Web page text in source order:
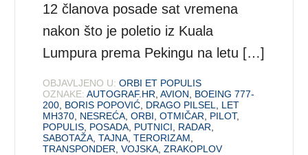
12 članova posade sat vremena
nakon što je poletio iz Kuala
Lumpura prema Pekingu na letu […]
OBJAVLJENO U: ORBI ET POPULIS
OZNAKE: AUTOGRAF.HR ,AVION
BOEING 777-
200 BORIS POPOVIĆ DRAGO PILSEL
LET
MH370 NESREĆA ,ORBI ,OTMIČAR PILOT,
POPULIS POSADA PUTNICI RADAR
SABOTAŽA ,TAJNA ,TERORIZAM
TRANSPONDER ,VOJSKA ,ZRAKOPLOV